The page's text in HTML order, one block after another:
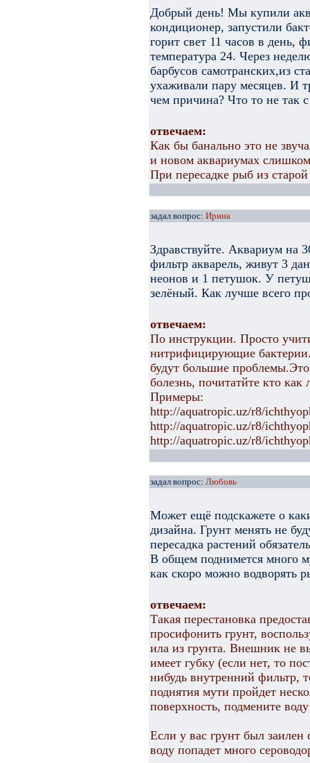
Добрый день! Мы купили
кондиционер, запустили
горит свет 11 часов в день,
температура 24. Через
барбусов самотранских,из
ухаживали пару месяцев. И
чем причина? Что то не так
отвечаем:
Как бы банально это не
и новом аквариумах
При пересадке рыб из
задал вопрос: Ирина
Здравствуйте. Аквариум на
фильтр акварель, живут 3
неонов и 1 петушок. У
зелёный. Как лучше всего
отвечаем:
По инструкции. Просто
нитрифицирующие
будут большие
болезнь, почитатйте кто
Примеры:
http://aquatropic.uz/r8/
http://aquatropic.uz/r8/
http://aquatropic.uz/r8/
задал вопрос: Любовь
Может ещё подскажете о
дизайна. Грунт менять не
пересадка растений
В общем поднимется много
как скоро можно водворять
отвечаем:
Такая перестановка
просифонить грунт,
ила из грунта. Внешник не
имеет губку (если нет, то
нибудь внутренний фильтр,
поднятия мути пройдет
поверхность, подмените
Если у вас грунт был
воду попадет много